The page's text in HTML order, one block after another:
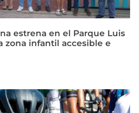
estrena en el Parque Luis
zona infantil accesible e